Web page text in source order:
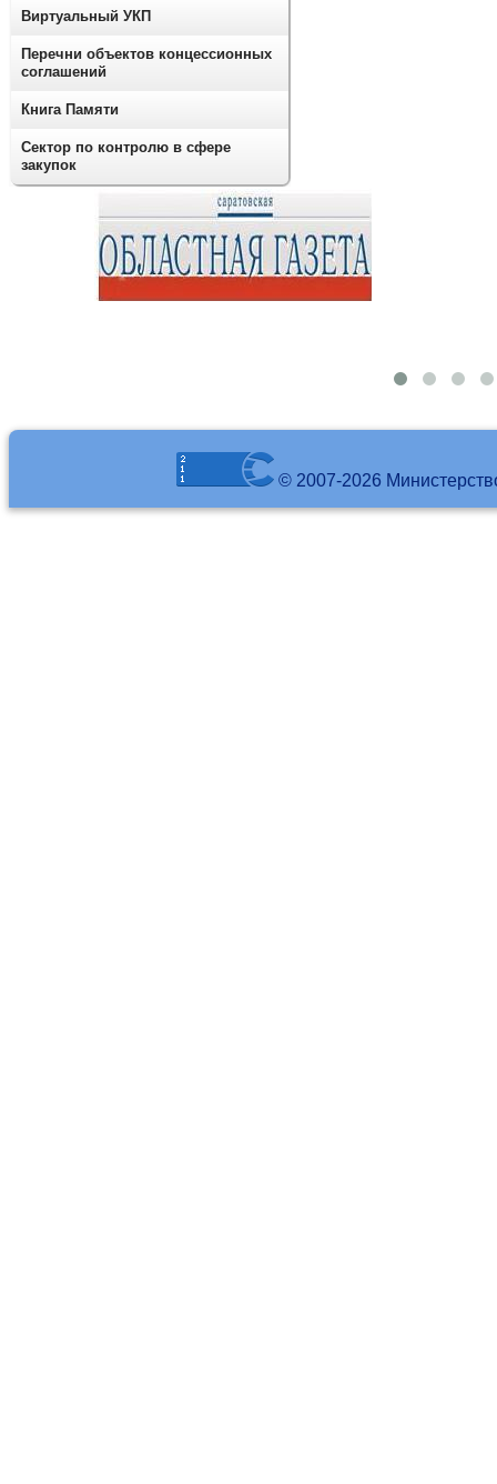
Виртуальный УКП
Перечни объектов концессионных
соглашений
Книга Памяти
Сектор по контролю в сфере
закупок
© 2007-2026